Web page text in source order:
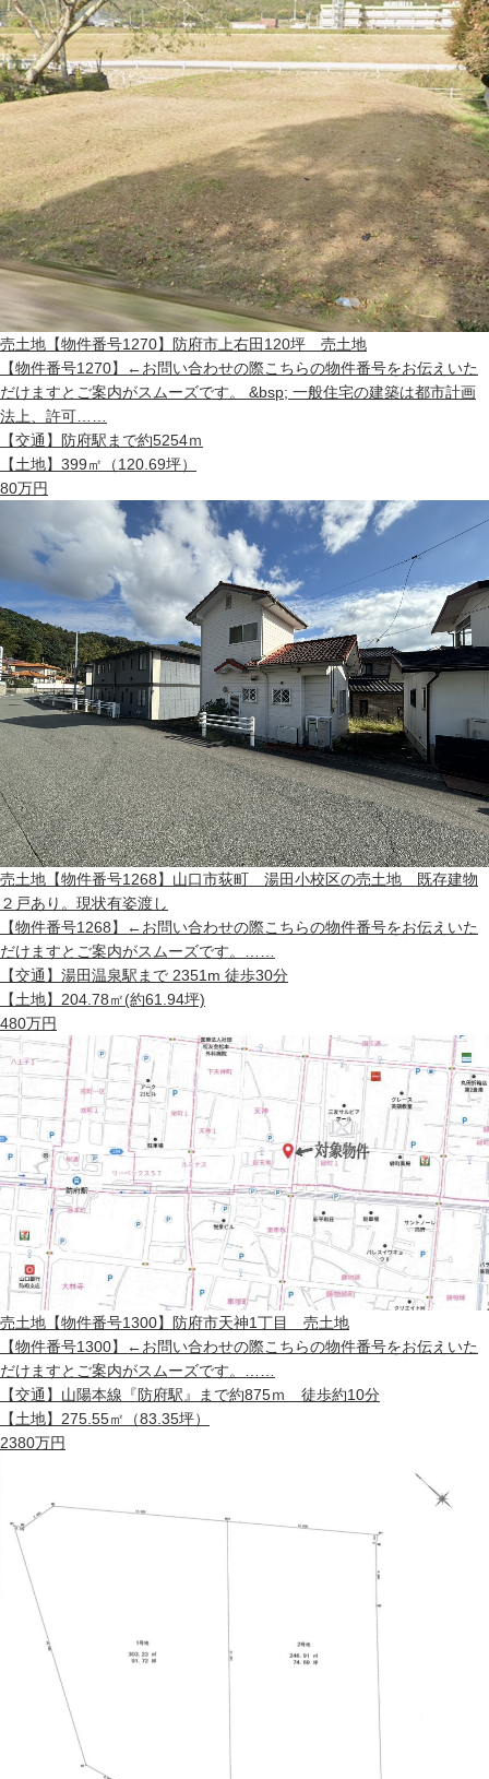
売土地 【物件番号1270】防府市上右田120坪 売土地
【物件番号1270】←お問い合わせの際こちらの物件番号をお伝えいた
だけますとご案内がスムーズです。 &bsp; 一般住宅の建築は都市計画
法上、許可……
【交通】 防府駅まで約5254ｍ
【土地】 399㎡（120.69坪）
80万円
売土地 【物件番号1268】山口市荻町 湯田小校区の売土地 既存建物
２戸あり。現状有姿渡し
【物件番号1268】←お問い合わせの際こちらの物件番号をお伝えいた
だけますとご案内がスムーズです。……
【交通】 湯田温泉駅まで 2351m 徒歩30分
【土地】 204.78㎡(約61.94坪)
480万円
売土地 【物件番号1300】防府市天神1丁目 売土地
【物件番号1300】←お問い合わせの際こちらの物件番号をお伝えいた
だけますとご案内がスムーズです。……
【交通】 山陽本線『防府駅』まで約875ｍ 徒歩約10分
【土地】 275.55㎡（83.35坪）
2380万円